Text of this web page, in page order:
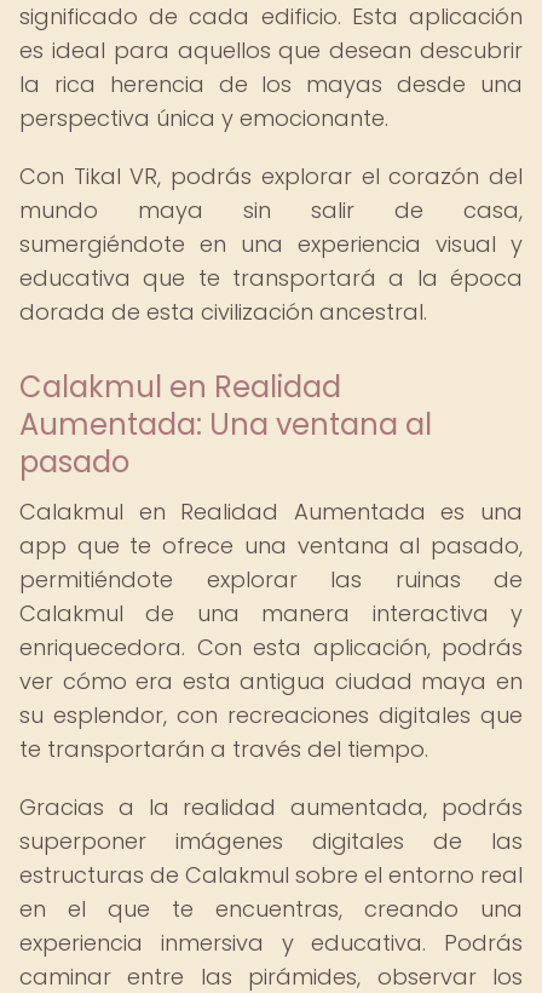
significado de cada edificio. Esta aplicación
es ideal para aquellos que desean descubrir
la rica herencia de los mayas desde una
perspectiva única y emocionante.
Con Tikal VR, podrás explorar el corazón del
mundo maya sin salir de casa,
sumergiéndote en una experiencia visual y
educativa que te transportará a la época
dorada de esta civilización ancestral.
Calakmul en Realidad
Aumentada: Una ventana al
pasado
Calakmul en Realidad Aumentada es una
app que te ofrece una ventana al pasado,
permitiéndote explorar las ruinas de
Calakmul de una manera interactiva y
enriquecedora. Con esta aplicación, podrás
ver cómo era esta antigua ciudad maya en
su esplendor, con recreaciones digitales que
te transportarán a través del tiempo.
Gracias a la realidad aumentada, podrás
superponer imágenes digitales de las
estructuras de Calakmul sobre el entorno real
en el que te encuentras, creando una
experiencia inmersiva y educativa. Podrás
caminar entre las pirámides, observar los